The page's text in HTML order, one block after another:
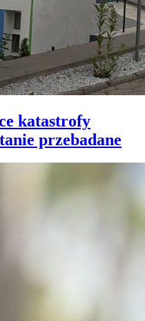
katastrofy
przebadane